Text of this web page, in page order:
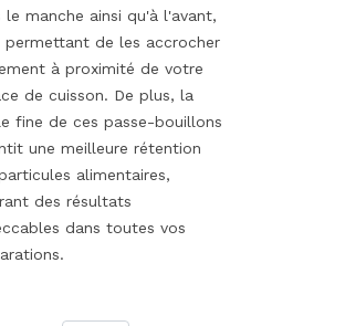
le manche ainsi qu'à l'avant,
permettant de les accrocher
à proximité de votre
de cuisson. De plus, la
fine de ces passe-bouillons
une meilleure rétention
alimentaires,
des résultats
dans toutes vos